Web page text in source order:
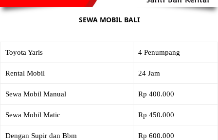
SEWA MOBIL BALI
Toyota Yaris 4 Penumpang
Rental Mobil 24 Jam
Sewa Mobil Manual Rp 400.000
Sewa Mobil Matic Rp 450.000
Dengan Supir dan Bbm Rp 600.000